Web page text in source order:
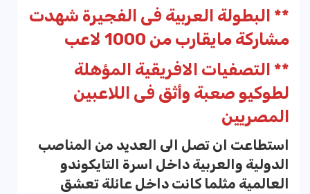
** البطولة العربية فى الفجيرة شهدت
مشاركة مايقارب من 1000 لاعب
** التصفيات الافريقية المؤهلة
لطوكيو صعبة وأثق فى اللاعبين
المصريين
استطاعت ان تصل الى العديد من المناصب
الدولية والعربية داخل اسرة التايكوندو
العالمية مثلما كانت داخل عائلة تعشق